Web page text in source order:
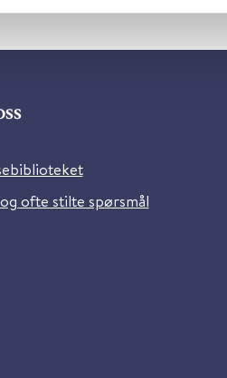
ofte stilte spørsmål